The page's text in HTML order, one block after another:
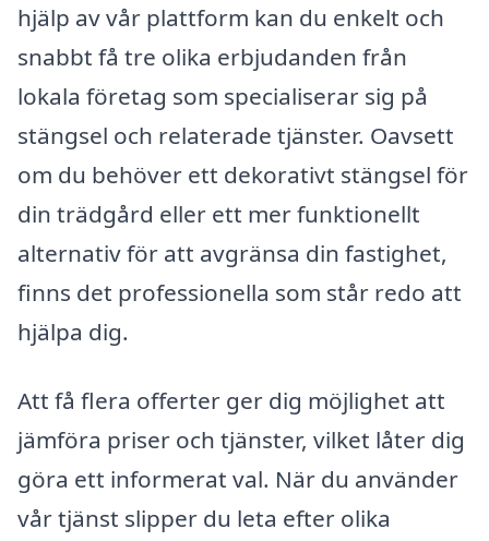
hjälp av vår plattform kan du enkelt och
snabbt få tre olika erbjudanden från
lokala företag som specialiserar sig på
stängsel och relaterade tjänster. Oavsett
om du behöver ett dekorativt stängsel för
din trädgård eller ett mer funktionellt
alternativ för att avgränsa din fastighet,
finns det professionella som står redo att
hjälpa dig.
Att få flera offerter ger dig möjlighet att
jämföra priser och tjänster, vilket låter dig
göra ett informerat val. När du använder
vår tjänst slipper du leta efter olika